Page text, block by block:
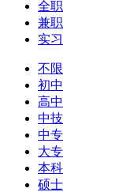
全职
兼职
实习
不限
初中
高中
中技
中专
大专
本科
硕士